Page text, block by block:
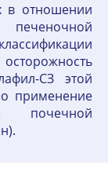
в отношении
СЗ этой
применение
почечной